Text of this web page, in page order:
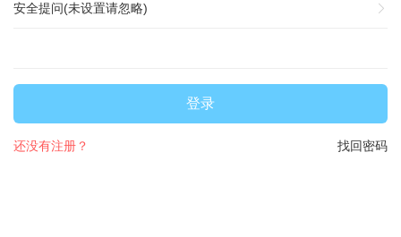
安全提问(未设置请忽略)
登录
找回密码
还没有注册？